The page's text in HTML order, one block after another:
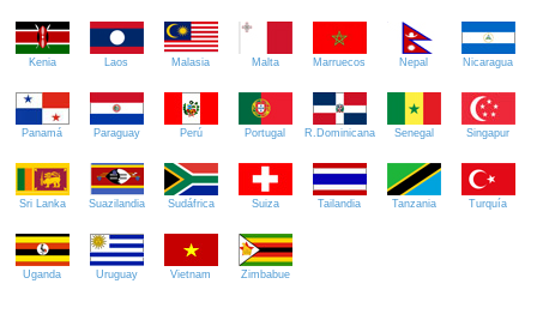
Kenia Laos Malasia Malta Marruecos Nepal Nicaragua
Panamá Paraguay Perú Portugal R.Dominicana Senegal Singapur
Sri Lanka Suazilandia Sudáfrica Suiza Tailandia Tanzania Turquía
Uganda Uruguay Vietnam Zimbabue